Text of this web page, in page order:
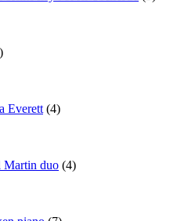
Everett (4)
Martin duo (4)